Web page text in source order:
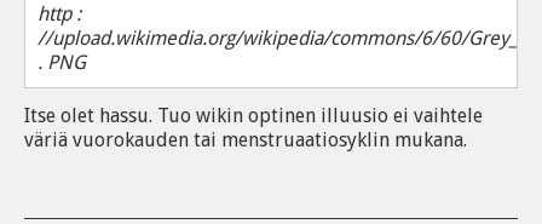
http :
//upload.wikimedia.org/wikipedia/commons/6/60/
. PNG
Itse olet hassu. Tuo wikin optinen illuusio ei vaihtele
väriä vuorokauden tai menstruaatiosyklin mukana.